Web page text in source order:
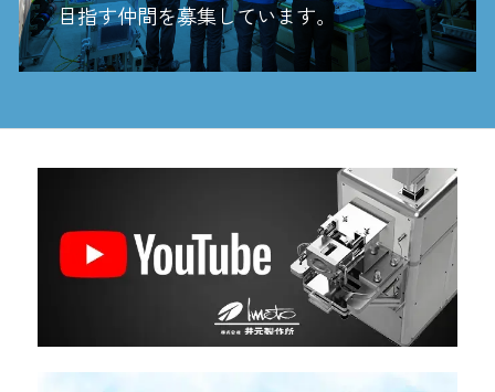
目指す仲間を募集しています。